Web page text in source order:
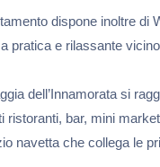
dispone inoltre
pratica e rilassante
dell’Innamorata si
ristoranti, bar, mini
navetta che collega le